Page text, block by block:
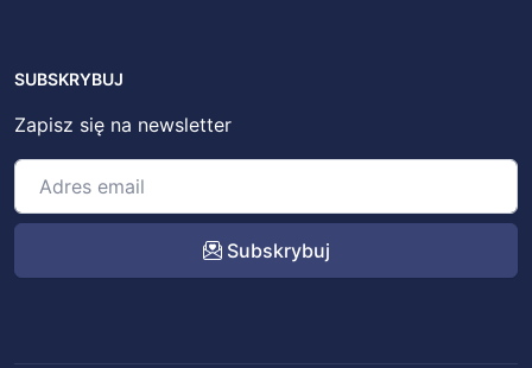
SUBSKRYBUJ
Zapisz się na newsletter
Subskrybuj